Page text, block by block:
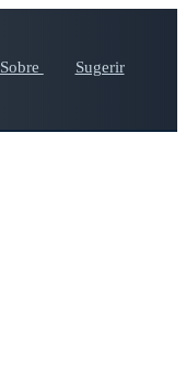
Sobre
Sugerir